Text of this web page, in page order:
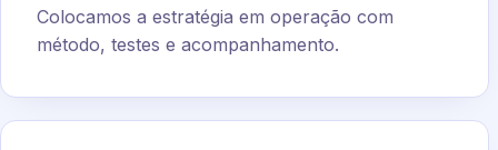
Colocamos a estratégia em operação com
método, testes e acompanhamento.